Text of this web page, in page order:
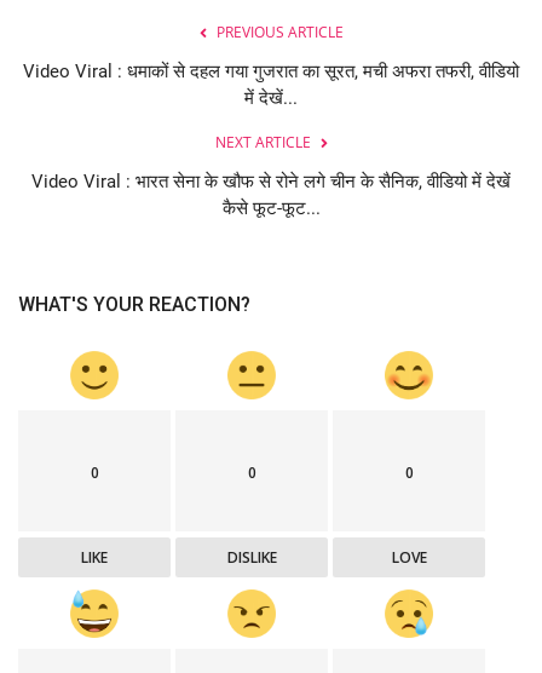
PREVIOUS ARTICLE
Video Viral : धमाकों से दहल गया गुजरात का सूरत, मची अफरा तफरी, वीडियो
में देखें...
NEXT ARTICLE
Video Viral : भारत सेना के खौफ से रोने लगे चीन के सैनिक, वीडियो में देखें
कैसे फूट-फूट...
WHAT'S YOUR REACTION?
0
LIKE
0
DISLIKE
0
LOVE